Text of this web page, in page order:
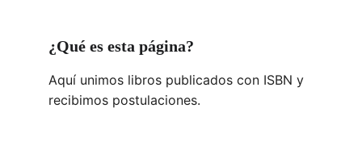
¿Qué es esta página?
Aquí unimos libros publicados con ISBN y
recibimos postulaciones.